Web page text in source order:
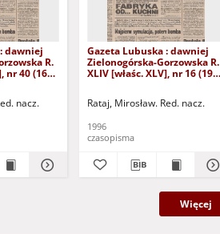
dawniej
R.
nr 40 (16
nacz.
Gazeta Lubuska : dawniej
Zielonogórska-Gorzowska R.
XLIV [właśc. XLV], nr 16 (19
Rataj, Mirosław. Red. nacz.
1996
czasopisma
Więcej